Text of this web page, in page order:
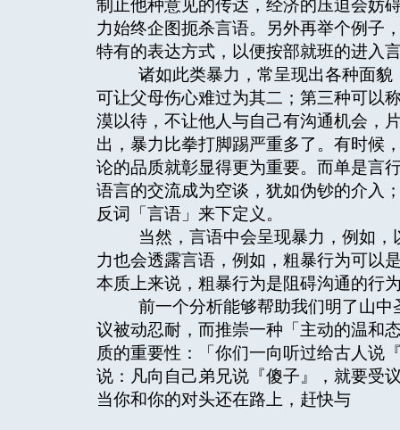
制止他种意见的传达，经济的压迫会妨
力始终企图扼杀言语。另外再举个例子
特有的表达方式，以便按部就班的进入
诸如此类暴力，常呈现出各种面貌
可让父母伤心难过为其二；第三种可以
漠以待，不让他人与自己有沟通机会，
出，暴力比拳打脚踢严重多了。有时候
论的品质就彰显得更为重要。而单是言
语言的交流成为空谈，犹如伪钞的介入
反词「言语」来下定义。
当然，言语中会呈现暴力，例如，
力也会透露言语，例如，粗暴行为可以
本质上来说，粗暴行为是阻碍沟通的行
前一个分析能够帮助我们明了山中
议被动忍耐，而推崇一种「主动的温和
质的重要性：「你们一向听过给古人说
说：凡向自己弟兄说『傻子』，就要
当你和你的对头还在路上，赶快与